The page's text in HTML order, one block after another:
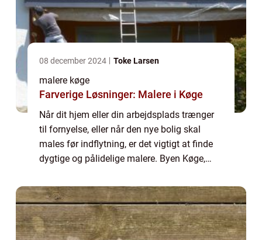
08 december 2024 Toke Larsen
malere køge
Farverige Løsninger: Malere i Køge
Når dit hjem eller din arbejdsplads trænger
til fornyelse, eller når den nye bolig skal
males før indflytning, er det vigtigt at finde
dygtige og pålidelige malere. Byen Køge,
moderne forstæder, rummer mange forskel...